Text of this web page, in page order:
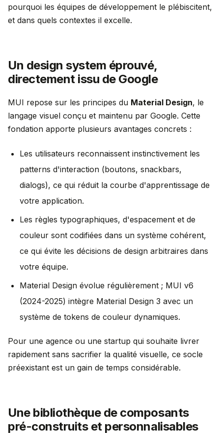
pourquoi les équipes de développement le plébiscitent,
et dans quels contextes il excelle.
Un design system éprouvé,
directement issu de Google
MUI repose sur les principes du Material Design, le
langage visuel conçu et maintenu par Google. Cette
fondation apporte plusieurs avantages concrets :
Les utilisateurs reconnaissent instinctivement les
patterns d'interaction (boutons, snackbars,
dialogs), ce qui réduit la courbe d'apprentissage de
votre application.
Les règles typographiques, d'espacement et de
couleur sont codifiées dans un système cohérent,
ce qui évite les décisions de design arbitraires dans
votre équipe.
Material Design évolue régulièrement ; MUI v6
(2024-2025) intègre Material Design 3 avec un
système de tokens de couleur dynamiques.
Pour une agence ou une startup qui souhaite livrer
rapidement sans sacrifier la qualité visuelle, ce socle
préexistant est un gain de temps considérable.
Une bibliothèque de composants
pré-construits et personnalisables